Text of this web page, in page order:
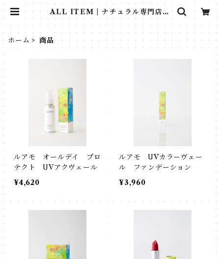
ALL ITEM | ナチュラル専門店＊
ホーム 商品
ルアモ オールデイ プロ
テクト UVアクヴェール
¥4,620
ルアモ UVカラーヴェー
ル ファンデーション
¥3,960